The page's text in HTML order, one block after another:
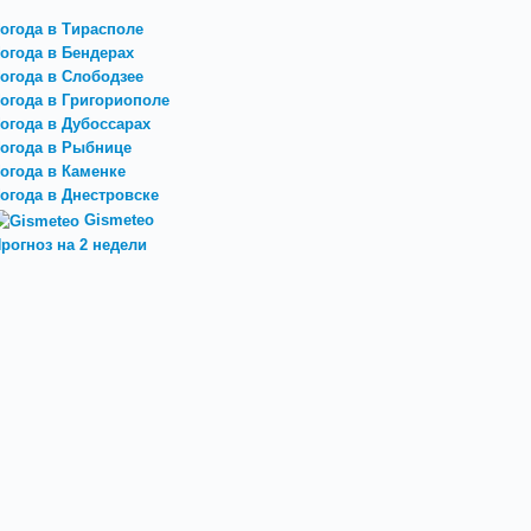
в Тирасполе
в Бендерах
в Слободзее
в Григориополе
в Дубоссарах
в Рыбнице
в Каменке
в Днестровске
Gismeteo
на 2 недели